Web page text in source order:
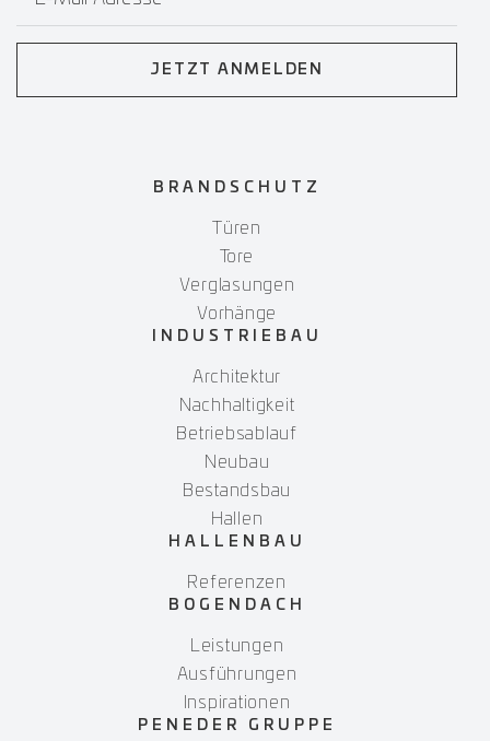
JETZT ANMELDEN
BRANDSCHUTZ
Türen
Tore
Verglasungen
Vorhänge
INDUSTRIEBAU
Architektur
Nachhaltigkeit
Betriebsablauf
Neubau
Bestandsbau
Hallen
HALLENBAU
Referenzen
BOGENDACH
Leistungen
Ausführungen
Inspirationen
PENEDER GRUPPE